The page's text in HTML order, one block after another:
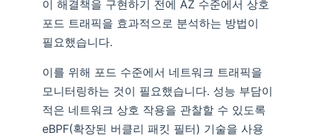
이 해결책을 구현하기 전에 AZ 수준에서 상호
포드 트래픽을 효과적으로 분석하는 방법이
필요했습니다.
이를 위해 포드 수준에서 네트워크 트래픽을
모니터링하는 것이 필요했습니다. 성능 부담이
적은 네트워크 상호 작용을 관찰할 수 있도록
eBPF(확장된 버클리 패킷 필터) 기술을 사용